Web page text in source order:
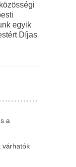
egyik
Díjas
a
várhatók